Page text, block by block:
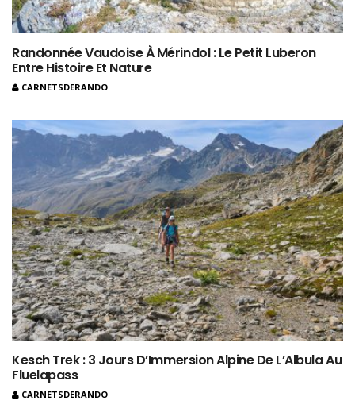
Randonnée Vaudoise À Mérindol : Le Petit Luberon
Entre Histoire Et Nature
CARNETSDERANDO
Kesch Trek : 3 Jours D’Immersion Alpine De L’Albula Au
Fluelapass
CARNETSDERANDO